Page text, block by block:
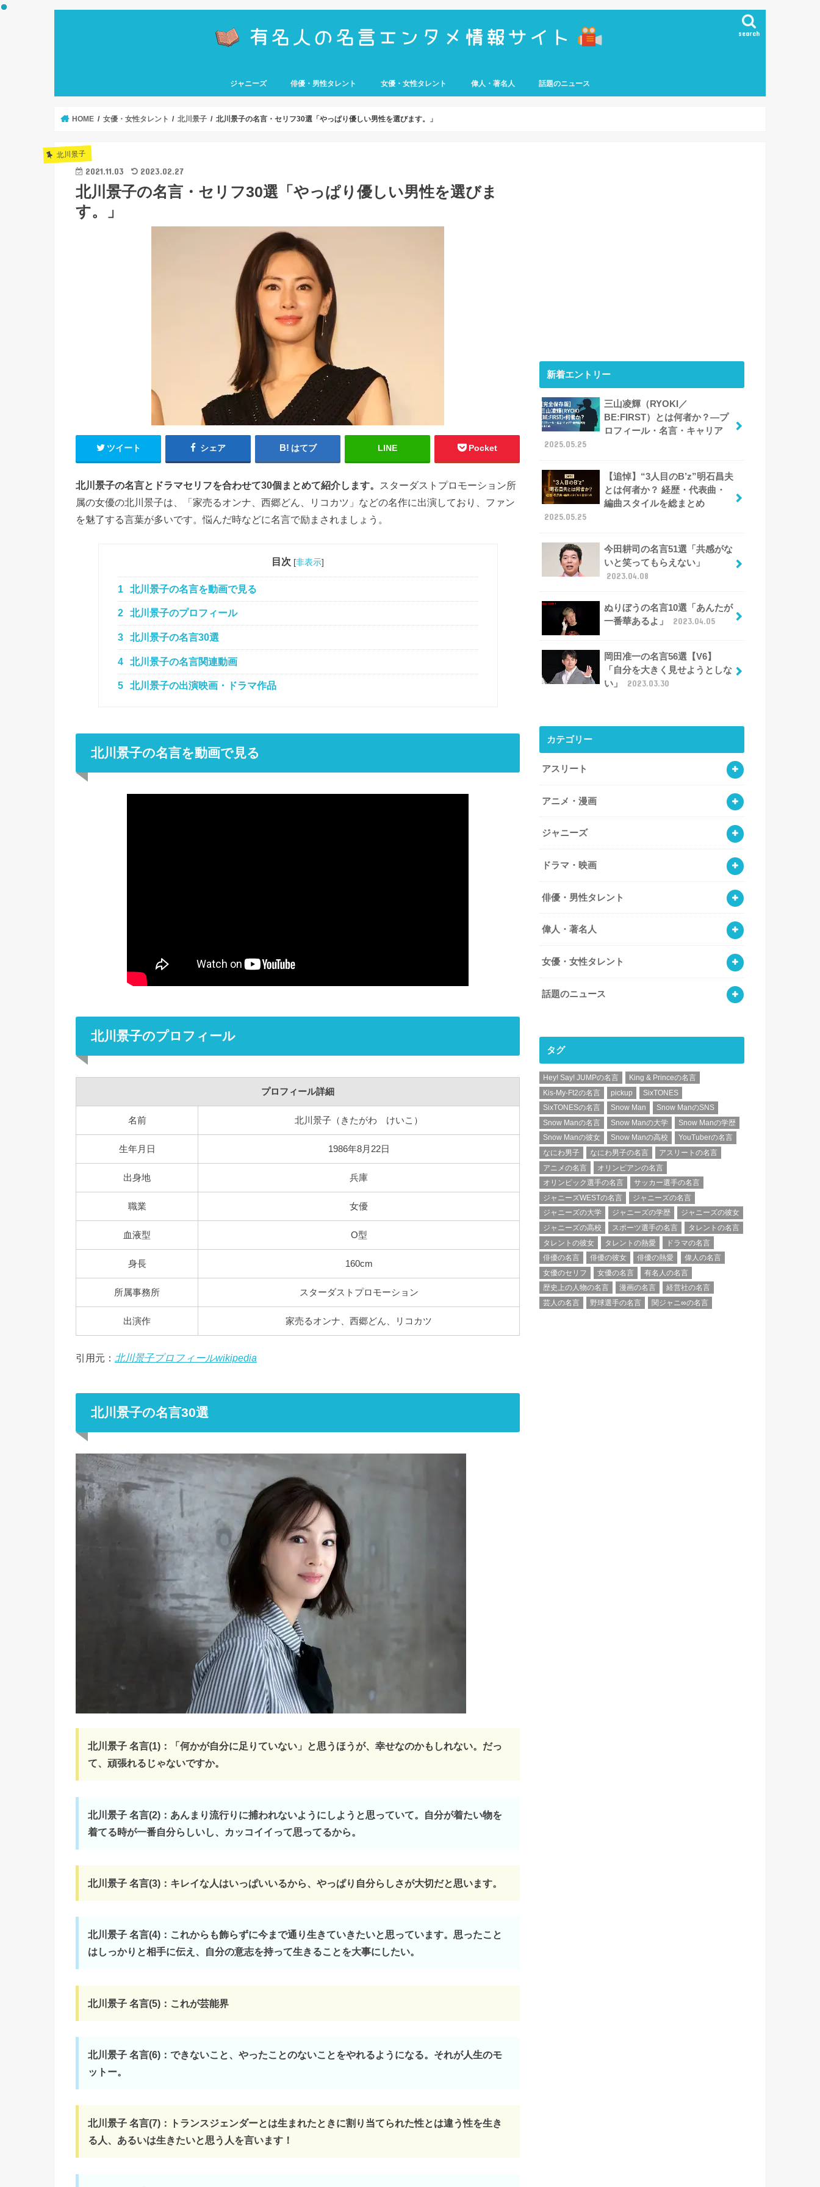
search
ジャニーズ 俳優・男性タレント 女優・女性タレント 偉人・著名人 話題のニュース
HOME 女優・女性タレント 北川景子 北川景子の名言・セリフ30選「やっぱり優しい男性を選びます。」
北川景子
2021.11.03 2023.02.27
北川景子の名言・セリフ30選「やっぱり優しい男性を選びま
す。」
ツイート シェア はてブ LINE Pocket
北川景子の名言とドラマセリフを合わせて30個まとめて紹介します。
スターダストプロモーション所
属の女優の北川景子は、「家売るオンナ、西郷どん、リコカツ」などの名作に出演しており、ファン
を魅了する言葉が多いです。悩んだ時などに名言で励まされましょう。
目次 [非表示]
1 北川景子の名言を動画で見る
2 北川景子のプロフィール
3 北川景子の名言30選
4 北川景子の名言関連動画
5 北川景子の出演映画・ドラマ作品
北川景子の名言を動画で見る
北川景子のプロフィール
プロフィール詳細
名前 北川景子（きたがわ けいこ）
生年月日 1986年8月22日
出身地 兵庫
職業 女優
血液型 O型
身長 160cm
所属事務所 スターダストプロモーション
出演作 家売るオンナ、西郷どん、リコカツ
引用元： 北川景子プロフィールwikipedia
北川景子の名言30選
北川景子 名言(1)：「何かが自分に足りていない」と思うほうが、幸せなのかもしれない。だっ
て、頑張れるじゃないですか。
北川景子 名言(2)：あんまり流行りに捕われないようにしようと思っていて。自分が着たい物を
着てる時が一番自分らしいし、カッコイイって思ってるから。
北川景子 名言(3)：キレイな人はいっぱいいるから、やっぱり自分らしさが大切だと思います。
北川景子 名言(4)：これからも飾らずに今まで通り生きていきたいと思っています。思ったこと
はしっかりと相手に伝え、自分の意志を持って生きることを大事にしたい。
北川景子 名言(5)：これが芸能界
北川景子 名言(6)：できないこと、やったことのないことをやれるようになる。それが人生のモ
ットー。
北川景子 名言(7)：トランスジェンダーとは生まれたときに割り当てられた性とは違う性を生き
る人、あるいは生きたいと思う人を言います！
新着エントリー
三山凌輝（RYOKI／
BE:FIRST）とは何者か？―プ
ロフィール・名言・キャリア
2025.05.25
【追悼】“3人目のB’z”明石昌夫
とは何者か？ 経歴・代表曲・
編曲スタイルを総まとめ
2025.05.25
今田耕司の名言51選「共感がな
いと笑ってもらえない」
2023.04.08
ぬりぼうの名言10選「あんたが
一番華あるよ」
2023.04.05
岡田准一の名言56選【V6】
「自分を大きく見せようとしな
い」
2023.03.30
カテゴリー
アスリート
アニメ・漫画
ジャニーズ
ドラマ・映画
俳優・男性タレント
偉人・著名人
女優・女性タレント
話題のニュース
タグ
Hey! Say! JUMPの名言
King & Princeの名言
Kis-My-Ft2の名言
pickup
SixTONES
SixTONESの名言
Snow Man
Snow ManのSNS
Snow Manの名言
Snow Manの大学
Snow Manの学歴
Snow Manの彼女
Snow Manの高校
YouTuberの名言
なにわ男子
なにわ男子の名言
アスリートの名言
アニメの名言
オリンピアンの名言
オリンピック選手の名言
サッカー選手の名言
ジャニーズWESTの名言
ジャニーズの名言
ジャニーズの大学
ジャニーズの学歴
ジャニーズの彼女
ジャニーズの高校
スポーツ選手の名言
タレントの名言
タレントの彼女
タレントの熱愛
ドラマの名言
俳優の名言
俳優の彼女 俳優の熱愛
偉人の名言
女優のセリフ
女優の名言
有名人の名言
歴史上の人物の名言
漫画の名言
経営社の名言
芸人の名言
野球選手の名言 関ジャニ∞の名言